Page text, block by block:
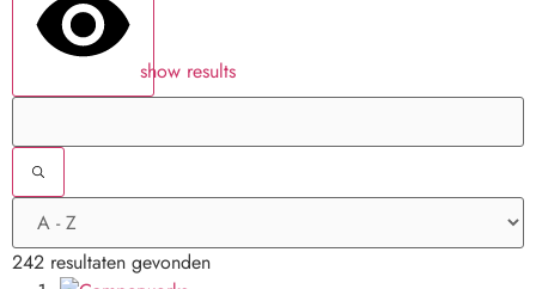
show results
242 resultaten gevonden